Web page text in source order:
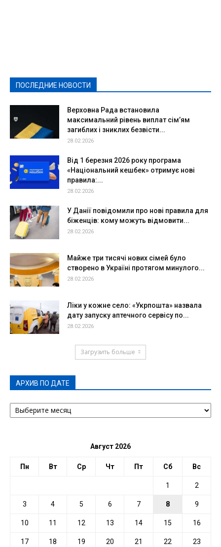
ПОСЛЕДНИЕ НОВОСТИ
Верховна Рада встановила
максимальний рівень виплат сім’ям
загиблих і зниклих безвісти...
28.02.2026
Від 1 березня 2026 року програма
«Національний кешбек» отримує нові
правила:...
28.02.2026
У Данії повідомили про нові правила для
біженців: кому можуть відмовити...
28.02.2026
Майже три тисячі нових сімей було
створено в Україні протягом минулого...
28.02.2026
Ліки у кожне село: «Укрпошта» назвала
дату запуску аптечного сервісу по...
28.02.2026
Загрузить больше
АРХИВ ПО ДАТЕ
АРХИВ
ПО
Август 2026
Пн Вт Ср Чт Пт Сб Вс
1 2
3 4 5 6 7 8 9
10 11 12 13 14 15 16
17 18 19 20 21 22 23